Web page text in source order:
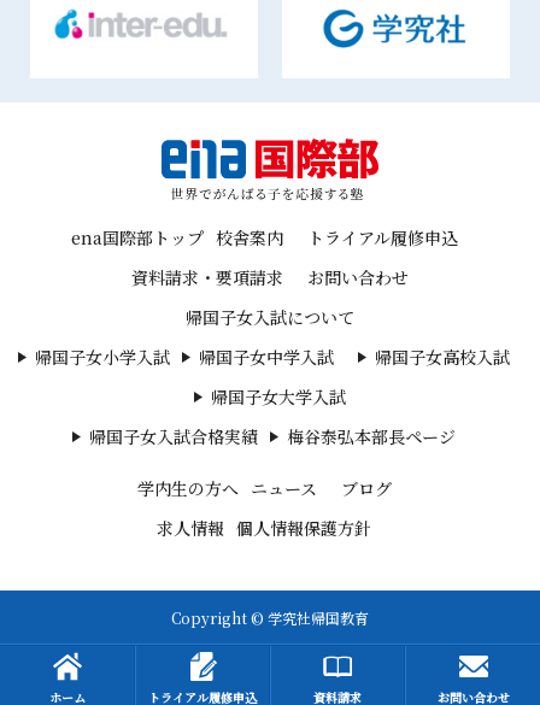
ena国際部トップ 校舎案内
トライアル履修申込
資料請求・要項請求
お問い合わせ
帰国子女入試について
帰国子女小学入試
帰国子女中学入試
帰国子女高校入試
帰国子女大学入試
帰国子女入試合格実績
梅谷泰弘本部長ページ
学内生の方へ ニュース
ブログ
求人情報 個人情報保護方針
Copyright © 学究社帰国教育
ホーム トライアル履修申込 資料請求 お問い合わせ